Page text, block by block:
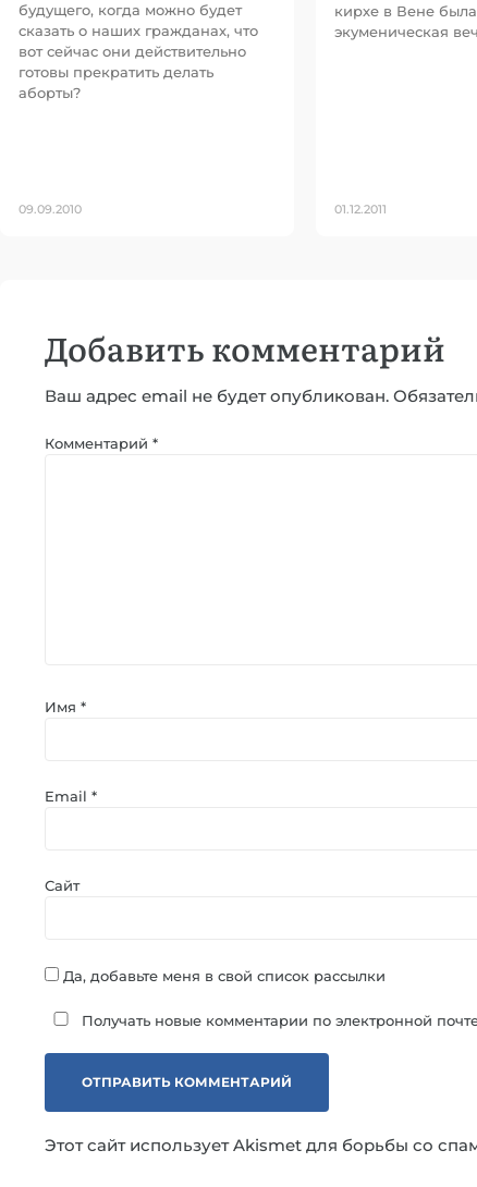
будущего, когда можно будет
сказать о наших гражданах, что
вот сейчас они действительно
готовы прекратить делать
аборты?
09.09.2010
кирхе в Вене
экуменическая
01.12.2011
Добавить комментарий
Ваш адрес email не будет опубликован.
Комментарий *
Имя *
Email *
Сайт
Да, добавьте меня в свой список рассылки
Получать новые комментарии по электронной
Этот сайт использует Akismet для борьбы со